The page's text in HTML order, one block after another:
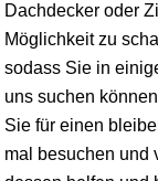
Dachdecker oder
Möglichkeit zu
sodass Sie in
uns suchen
Sie für einen
mal besuchen und